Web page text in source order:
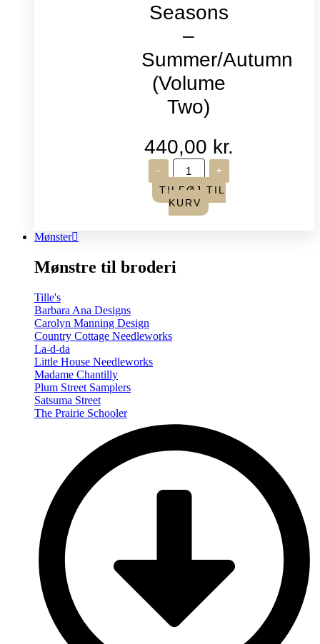
Seasons
–
Summer/Autumn
(Volume
Two)
440,00 kr.
-
Life
in
Seasons
-
Summer/Autumn
+
TILFØJ TIL
KURV
Mønster
Mønstre til broderi
Tille's
Barbara Ana Designs
Carolyn Manning Design
Country Cottage Needleworks
La-d-da
Little House Needleworks
Madame Chantilly
Plum Street Samplers
Satsuma Street
The Prairie Schooler